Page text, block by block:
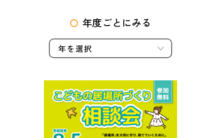
会員募集
マッチング掲示板
お金を寄付する（埼玉県社会福祉協議会HP）
立ち上げる・運営する
年度ごとにみる